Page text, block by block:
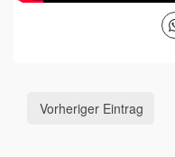
Vorheriger Eintrag